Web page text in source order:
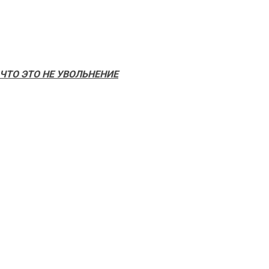
ЭТО НЕ УВОЛЬНЕНИЕ